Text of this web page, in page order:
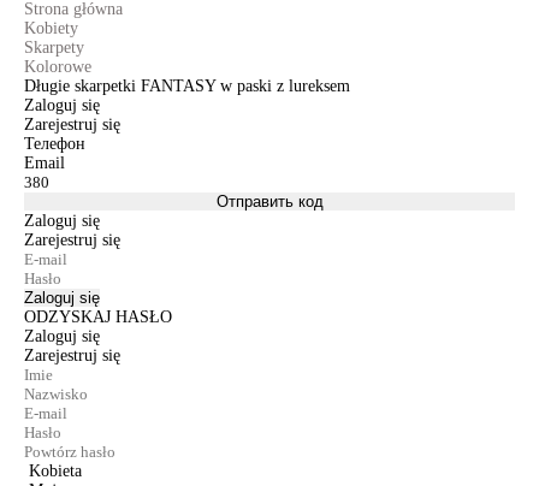
Strona główna
Kobiety
Skarpety
Kolorowe
Długie skarpetki FANTASY w paski z lureksem
Zaloguj się
Zarejestruj się
Телефон
Email
Отправить код
Zaloguj się
Zarejestruj się
Zaloguj się
ODZYSKAJ HASŁO
Zaloguj się
Zarejestruj się
Kobieta